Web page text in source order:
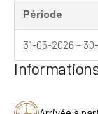
Période
31-05-2026 –